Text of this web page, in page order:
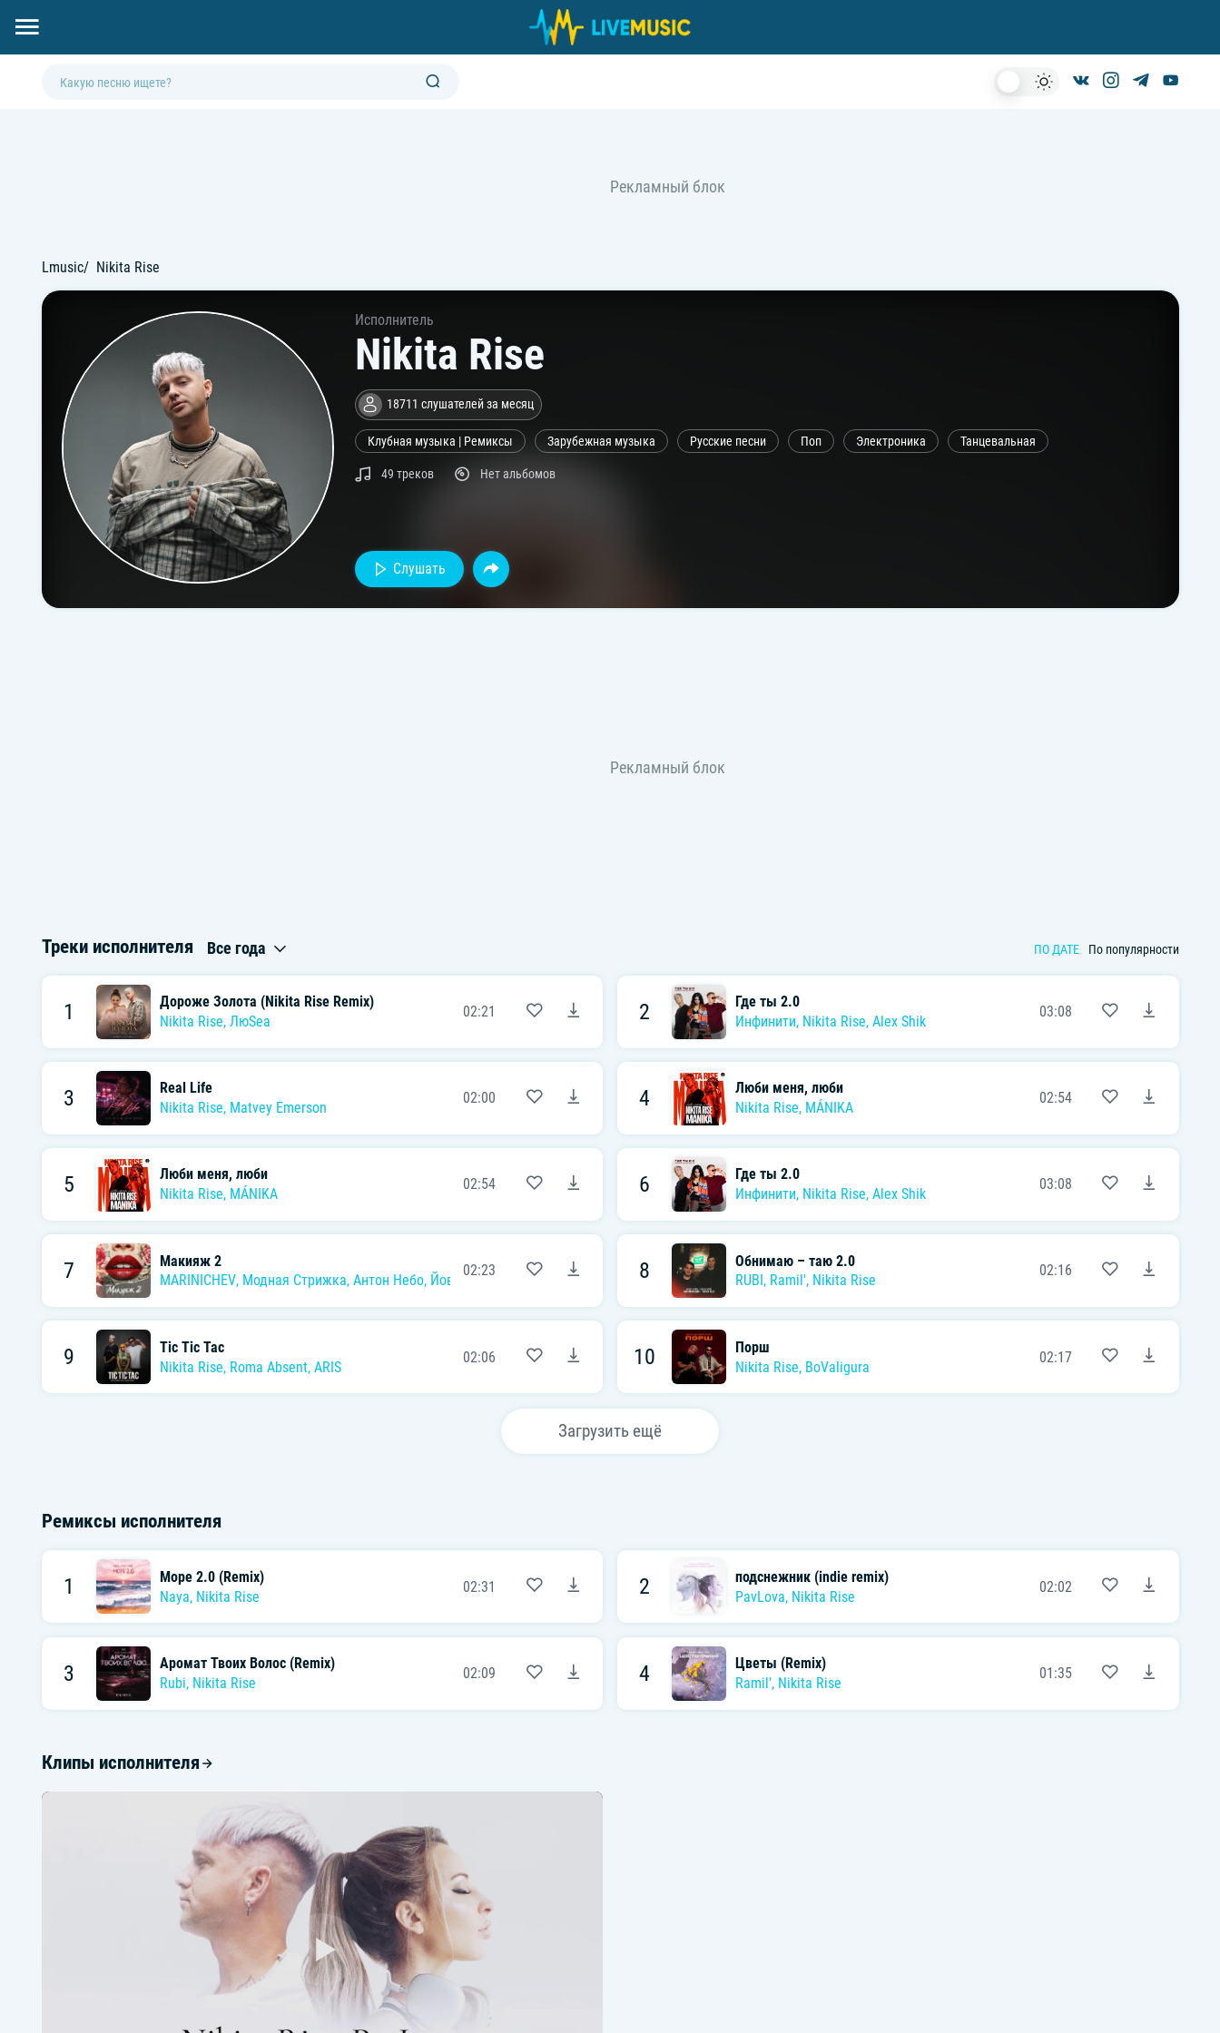
Lmusic Nikita Rise
Исполнитель
Nikita Rise
18711 слушателей за месяц
Клубная музыка | Ремиксы Зарубежная музыка Русские песни Поп Электроника Танцевальная
49 треков Нет альбомов
Слушать
Треки исполнителя Все года ПО ДАТЕ По популярности
1
Дороже Золота (Nikita Rise Remix)
Nikita Rise, ЛюSea
02:21 2
Где ты 2.0
Инфинити, Nikita Rise, Alex Shik
03:08
3
Real Life
Nikita Rise, Matvey Emerson
02:00 4
Люби меня, люби
Nikita Rise, MÁNIKA
02:54
5
Люби меня, люби
Nikita Rise, MÁNIKA
02:54 6
Где ты 2.0
Инфинити, Nikita Rise, Alex Shik
03:08
7
Макияж 2
MARINICHEV, Модная Стрижка, Антон Небо, Йович,Nikita Rise
02:23 8
Обнимаю – таю 2.0
RUBI , Ramil', Nikita Rise
02:16
9
Tic Tic Tac
Nikita Rise, Roma Absent, ARIS
02:06 10
Порш
Nikita Rise, BoValigura
02:17
Загрузить ещё
Ремиксы исполнителя
1
Море 2.0 (Remix)
Naya, Nikita Rise
02:31 2
подснежник (indiе remix)
PavLova, Nikita Rise
02:02
3
Аромат Твоих Волос (Remix)
Rubi, Nikita Rise
02:09 4
Цветы (Remix)
Ramil', Nikita Rise
01:35
Клипы исполнителя